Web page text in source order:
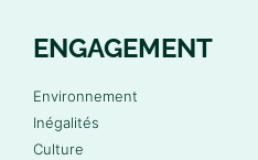
ENGAGEMENT
Environnement
Inégalités
Culture